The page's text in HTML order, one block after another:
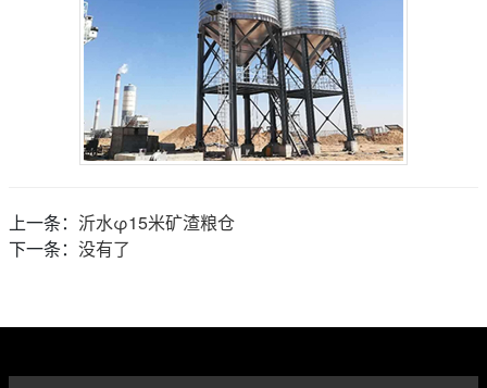
上一条： 沂水φ15米矿渣粮仓
下一条： 没有了